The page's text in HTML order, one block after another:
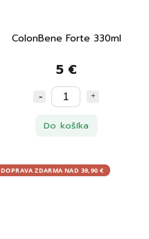
ColonBene Forte 330ml
5 €
Do košíka
DOPRAVA ZDARMA NAD 39,90 €